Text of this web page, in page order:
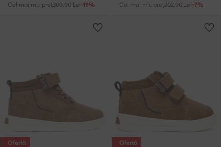
Cel mai mic preț309,90 Lei-19%
Cel mai mic preț202,90 Lei-7%
Ofertă Ofertă